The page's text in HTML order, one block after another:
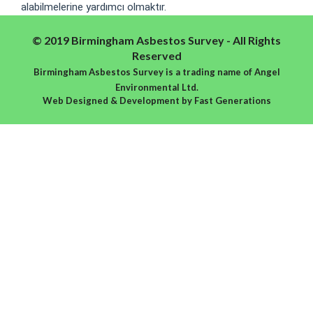
alabilmelerine yardımcı olmaktır.
© 2019 Birmingham Asbestos Survey - All Rights
Reserved
Birmingham Asbestos Survey is a trading name of Angel
Environmental Ltd.
Web Designed & Development by Fast Generations